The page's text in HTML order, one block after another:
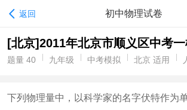
返回 初中物理试卷
[北京]2011年北京市顺义区中考
题量 40 九年级 中考模拟 北京 适用
下列物理量中，以科学家的名字伏特作为